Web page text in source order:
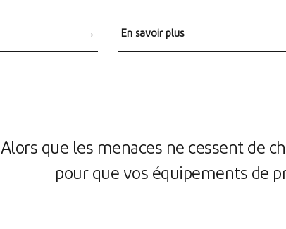
→ Boucliers
En savoir plus
Alors que les menaces ne cessent de
pour que vos équipements de